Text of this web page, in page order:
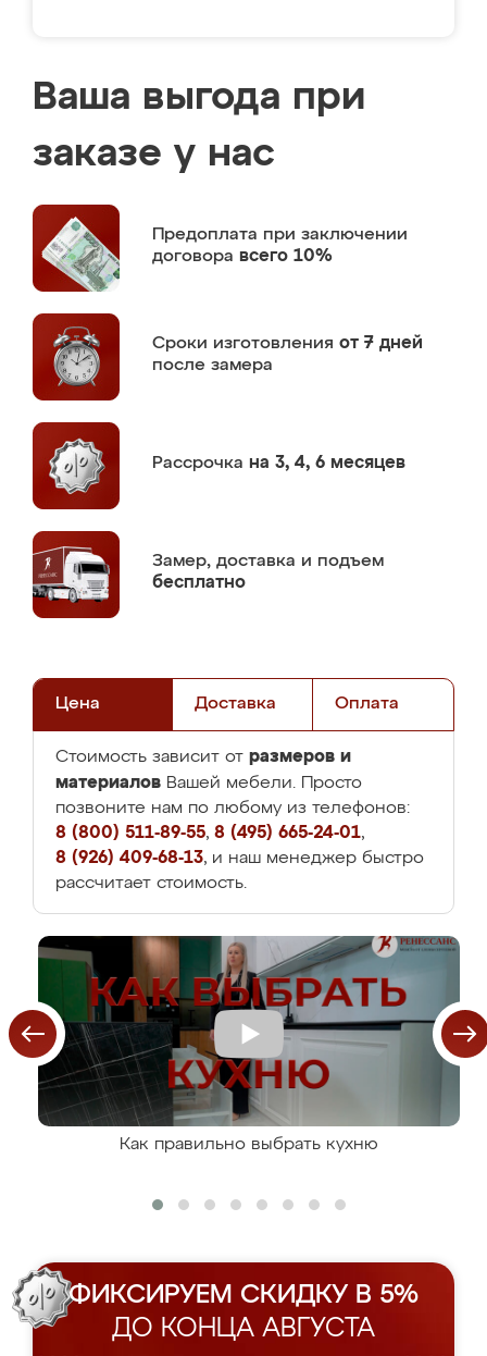
Ваша выгода при
заказе у нас
Предоплата при заключении
договора всего 10%
Сроки изготовления от 7 дней
после замера
Рассрочка на 3, 4, 6 месяцев
Замер, доставка и подъем
бесплатно
Цена Доставка Оплата
Стоимость зависит от размеров и
материалов Вашей мебели. Просто
позвоните нам по любому из телефонов:
8 (800) 511-89-55, 8 (495) 665-24-01,
8 (926) 409-68-13, и наш менеджер быстро
рассчитает стоимость.
Как правильно выбрать кухню
ФИКСИРУЕМ СКИДКУ В 5%
ДО КОНЦА АВГУСТА